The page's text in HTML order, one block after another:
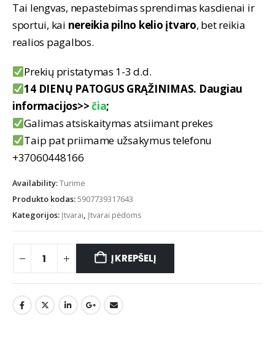
Tai lengvas, nepastebimas sprendimas kasdienai ir
sportui, kai nereikia pilno kelio įtvaro, bet reikia
realios pagalbos.
Prekių pristatymas 1-3 d.d.
14 DIENŲ PATOGUS GRĄŽINIMAS. Daugiau
informacijos>>čia;
Galimas atsiskaitymas atsiimant prekes
Taip pat priimame užsakymus telefonu
+37060448166
Availability:Turime
Produkto kodas:5907739317643
Kategorijos: Įtvarai, Įtvarai pėdoms
Į KREPŠELĮ